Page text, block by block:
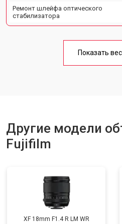
Ремонт шлейфа оптического
стабилизатора
Показать
Другие модели
Fujifilm
XF 18mm F1.4 R LM WR